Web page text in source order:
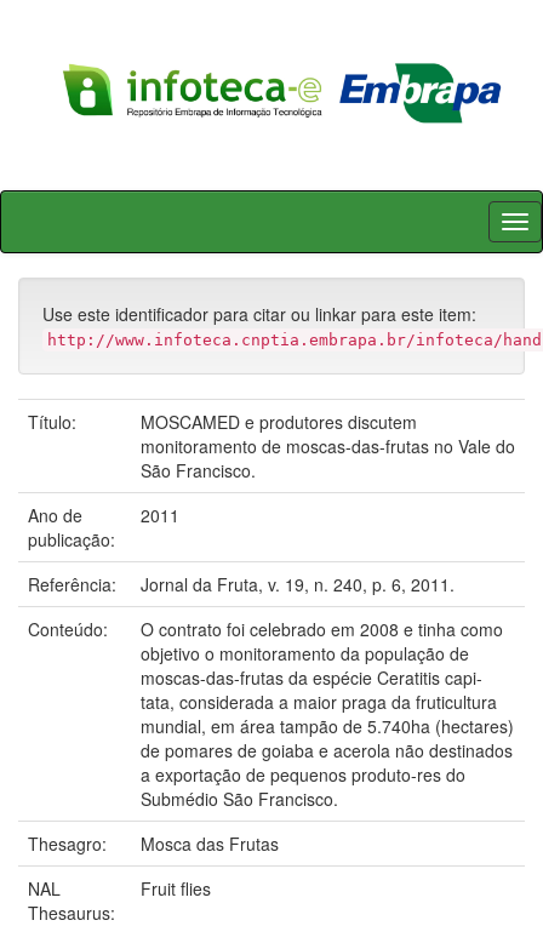
Skip
Use este identificador para citar ou linkar para este item:
http://www.infoteca.cnptia.embrapa.br/infoteca/
Título:
MOSCAMED e produtores discutem
monitoramento de moscas-das-frutas no Vale do
São Francisco.
Ano de
publicação:
2011
Referência:
Jornal da Fruta, v. 19, n. 240, p. 6, 2011.
Conteúdo:
O contrato foi celebrado em 2008 e tinha como
objetivo o monitoramento da população de
moscas-das-frutas da espécie Ceratitis capi-
tata, considerada a maior praga da fruticultura
mundial, em área tampão de 5.740ha (hectares)
de pomares de goiaba e acerola não destinados
a exportação de pequenos produto-res do
Submédio São Francisco.
Thesagro:
Mosca das Frutas
NAL
Thesaurus:
Fruit flies